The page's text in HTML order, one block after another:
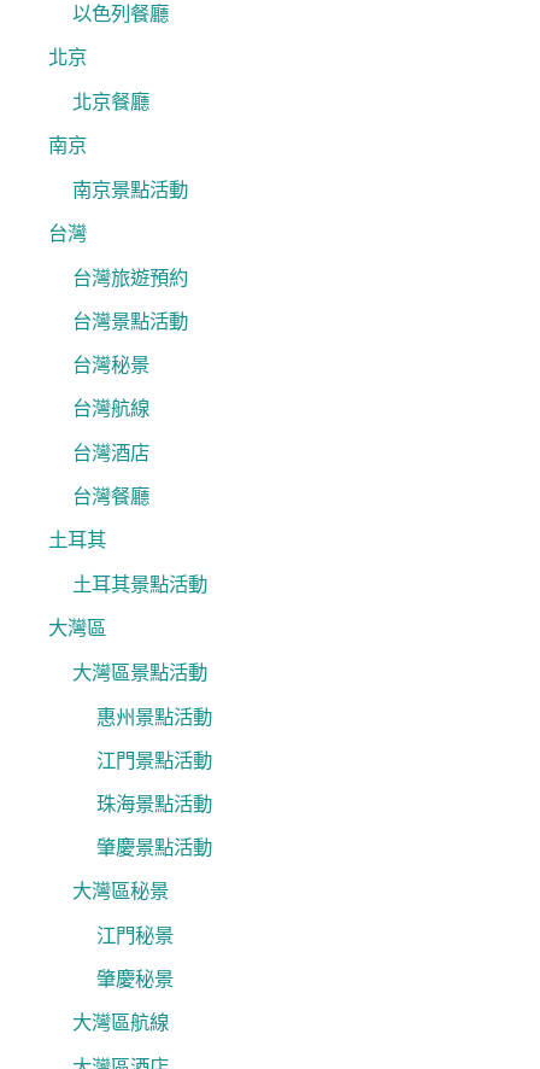
以色列餐廳
北京
北京餐廳
南京
南京景點活動
台灣
台灣旅遊預約
台灣景點活動
台灣秘景
台灣航線
台灣酒店
台灣餐廳
土耳其
土耳其景點活動
大灣區
大灣區景點活動
惠州景點活動
江門景點活動
珠海景點活動
肇慶景點活動
大灣區秘景
江門秘景
肇慶秘景
大灣區航線